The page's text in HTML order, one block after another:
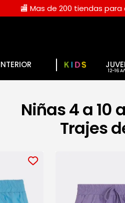
🏬 Mas de 200 tiendas
Niñas 4 a 10
Trajes